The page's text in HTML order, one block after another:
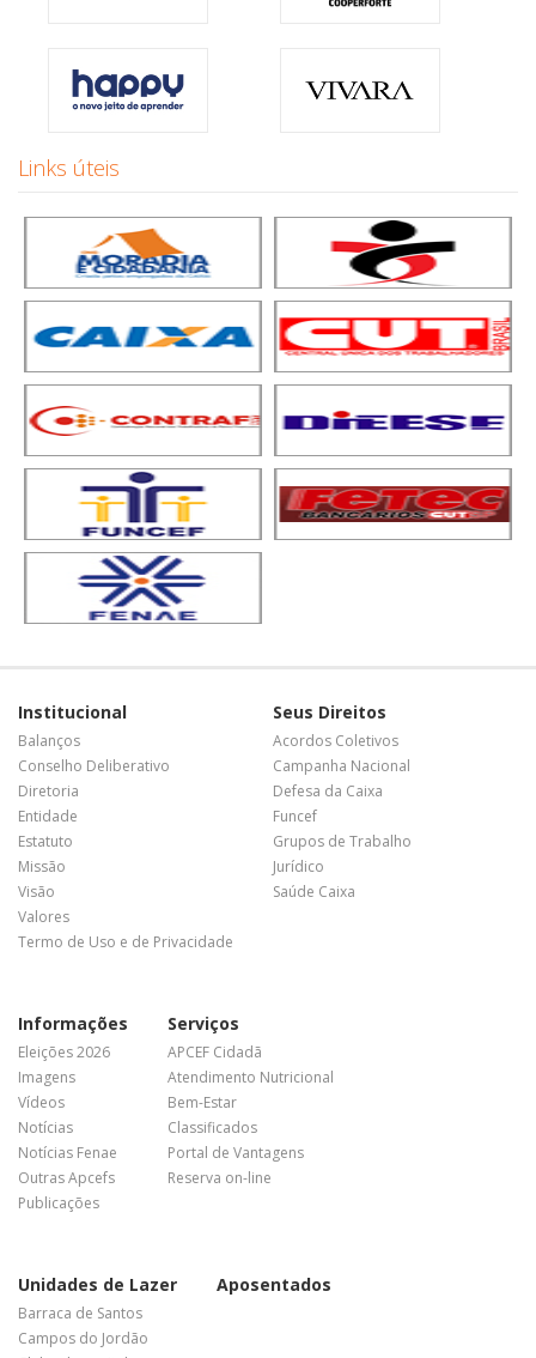
Links úteis
Institucional
Balanços
Conselho Deliberativo
Diretoria
Entidade
Estatuto
Missão
Visão
Valores
Termo de Uso e de Privacidade
Seus Direitos
Acordos Coletivos
Campanha Nacional
Defesa da Caixa
Funcef
Grupos de Trabalho
Jurídico
Saúde Caixa
Informações
Eleições 2026
Imagens
Vídeos
Notícias
Notícias Fenae
Outras Apcefs
Publicações
Serviços
APCEF Cidadã
Atendimento Nutricional
Bem-Estar
Classificados
Portal de Vantagens
Reserva on-line
Unidades de Lazer
Barraca de Santos
Campos do Jordão
Aposentados